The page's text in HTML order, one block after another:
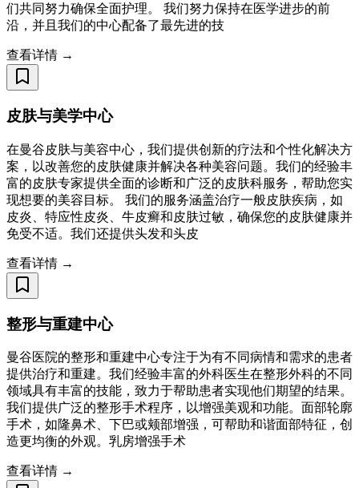
们共同努力确保全面护理。 我们努力保持在医学进步的前
沿，并且我们的中心配备了最先进的技
查看详情 →
皮肤与美学中心
在曼谷皮肤与美容中心，我们提供创新的疗法和个性化解决方
案，以改善您的皮肤健康并解决各种美容问题。我们的经验丰
富的皮肤专家提供全面的诊断和广泛的皮肤科服务，帮助您实
现想要的美容目标。 我们的服务涵盖治疗一般皮肤疾病，如
皮炎、特应性皮炎、牛皮癣和皮肤过敏，确保您的皮肤健康并
免受不适。我们还提供头发和头皮
查看详情 →
整形与重建中心
曼谷医院的整形和重建中心专注于为有不同病情和需求的患者
提供治疗和重建。我们经验丰富的外科医生在整形外科的不同
领域具有丰富的技能，致力于帮助患者实现他们期望的结果。
我们提供广泛的整形手术程序，以增强美观和功能。面部轮廓
手术，如隆鼻术、下巴或颊部增强，可帮助和谐面部特征，创
造更均衡的外观。乳房增强手术
查看详情 →